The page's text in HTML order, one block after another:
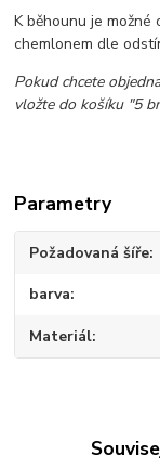
K běhounu je
chemlonem dle
Pokud chcete
vložte do košíku "5
Parametry
Požadovaná šíře
barva
Materiál